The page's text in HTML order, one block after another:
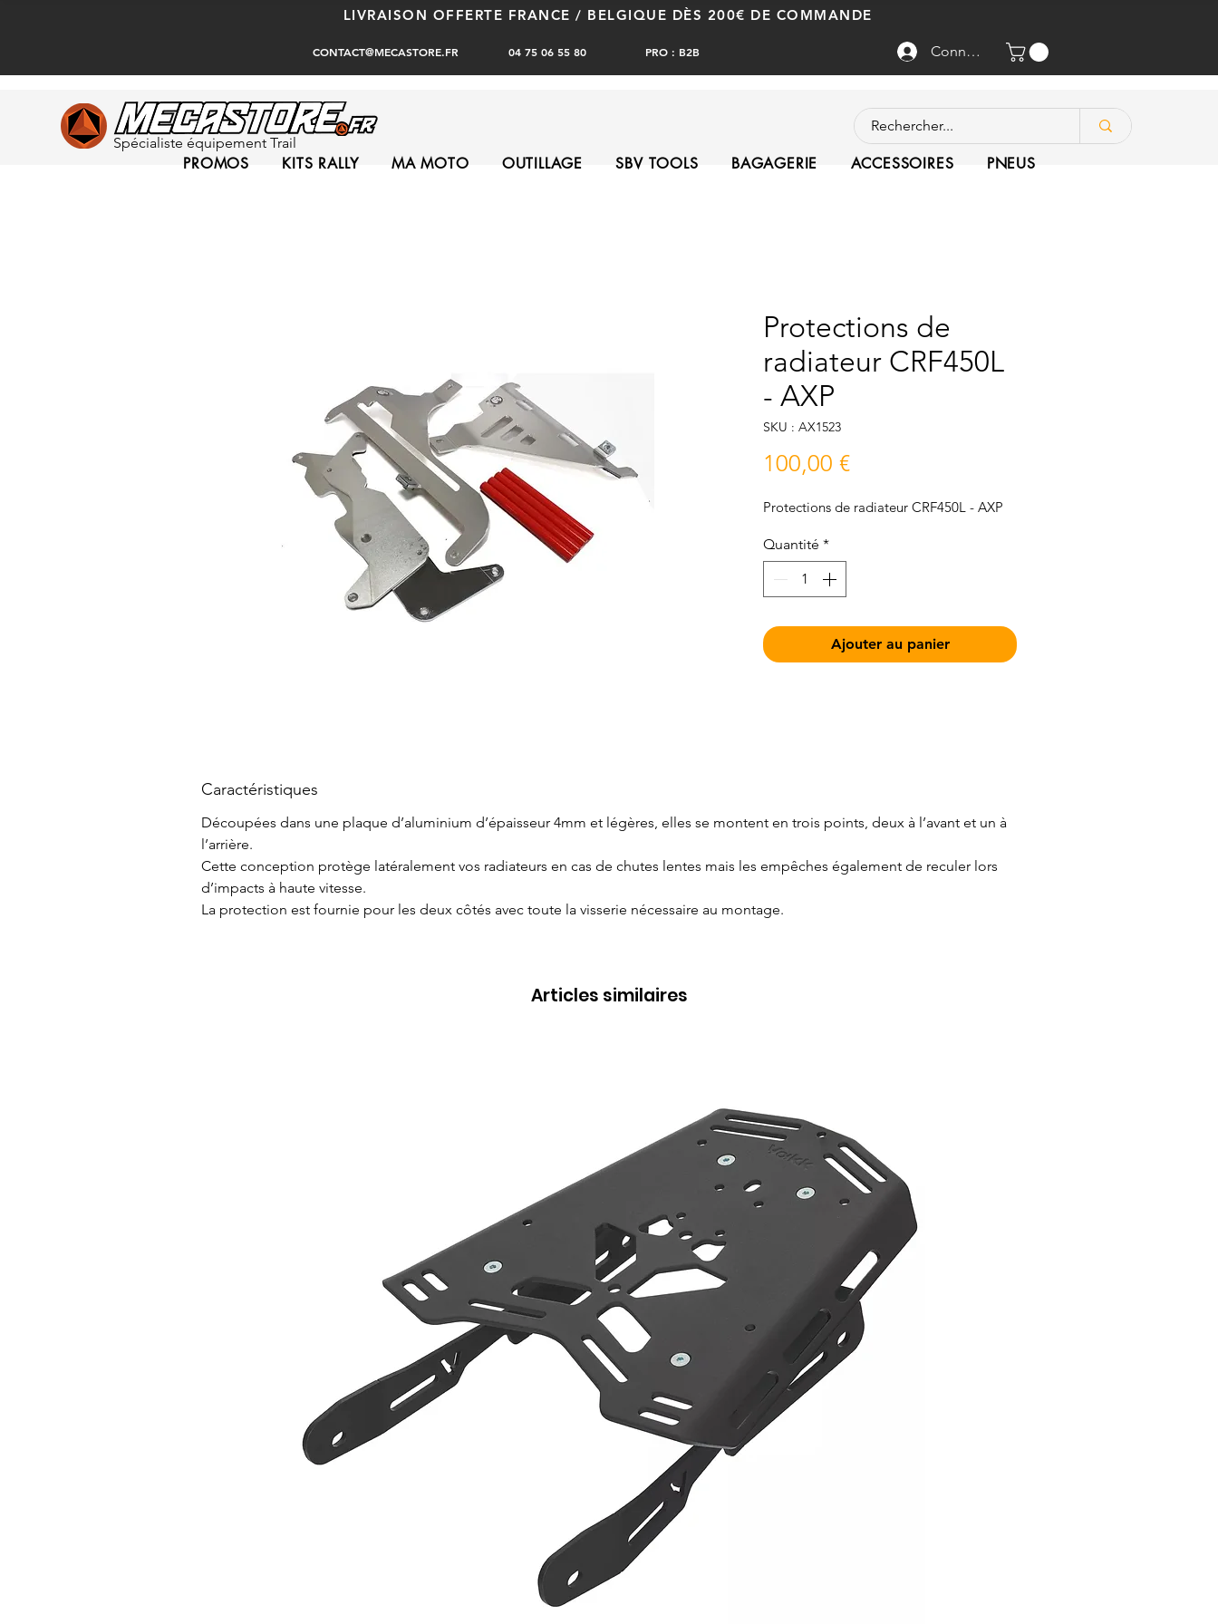
LIVRAISON OFFERTE FRANCE / BELGIQUE DÈS 200€ DE COMMANDE
CONTACT@MECASTORE.FR 04 75 06 55 80 PRO : B2B Connexion
Spécialiste équipement Trail
PROMOS KITS RALLY MA MOTO OUTILLAGE SBV TOOLS BAGAGERIE ACCESSOIRES PNEUS
Protections de
radiateur CRF450L
- AXP
SKU : AX1523
100,00 €Prix
Protections de radiateur CRF450L - AXP
Quantité *
Ajouter au panier
Caractéristiques
Découpées dans une plaque d’aluminium d’épaisseur 4mm et légères, elles se montent en trois points, deux à l’avant et un à
l’arrière.
Cette conception protège latéralement vos radiateurs en cas de chutes lentes mais les empêches également de reculer lors
d’impacts à haute vitesse.
La protection est fournie pour les deux côtés avec toute la visserie nécessaire au montage.
Articles similaires